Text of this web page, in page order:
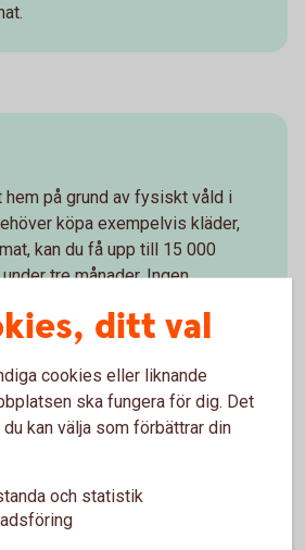
hem på grund av fysiskt våld i
köpa exempelvis kläder,
kan du få upp till 15 000
tre månader. Ingen
eller skyddat boende.
mobbning
till 20 år) som utsätts för
ditt val
cookies eller liknande
ska fungera för dig. Det
kan välja som förbättrar din
och statistik